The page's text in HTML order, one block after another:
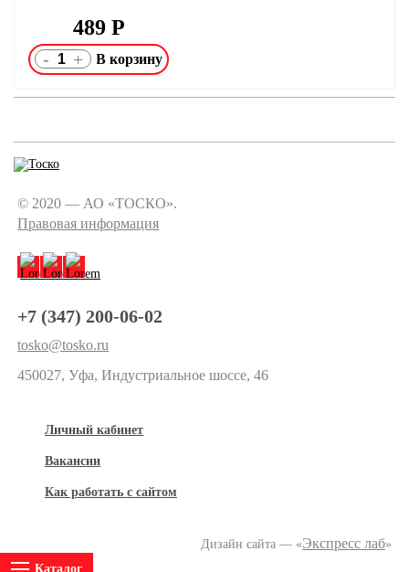
489 Р
- +
© 2020 — АО «ТОСКО».
Правовая информация
+7 (347) 200-06-02
tosko@tosko.ru
450027, Уфа, Индустриальное шоссе, 46
Личный кабинет
Вакансии
Как работать с сайтом
Дизайн сайта — «Экспресс лаб»
Каталог